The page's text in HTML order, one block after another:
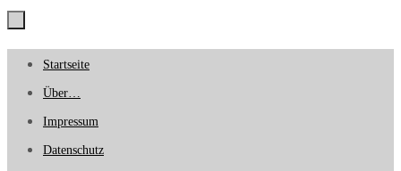
Zum
Inhalt
springen
Startseite
Über…
Impressum
Datenschutz